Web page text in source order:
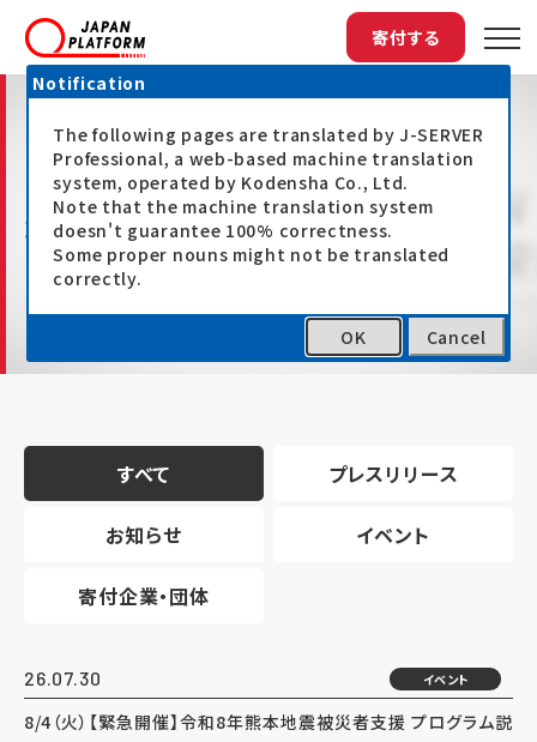
寄付する
最新情報
すべて プレスリリース
お知らせ イベント
寄付企業・団体
26.07.30 イベント
8/4（火）【緊急開催】令和8年熊本地震被災者支援 プログラム説
Notification
The following pages are translated by J-SERVER
Professional, a web-based machine translation
system, operated by Kodensha Co., Ltd.
Note that the machine translation system
doesn't guarantee 100% correctness.
Some proper nouns might not be translated
correctly.
OK Cancel